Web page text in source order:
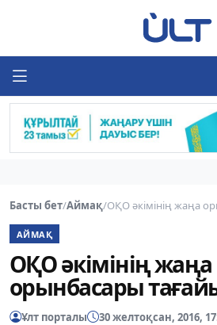
Басты бет/Аймақ/ОҚО әкімінің жаңа
АЙМАҚ
ОҚО әкімінің жаңа
орынбасары
Ұлт порталы 30 желтоқсан, 2016,